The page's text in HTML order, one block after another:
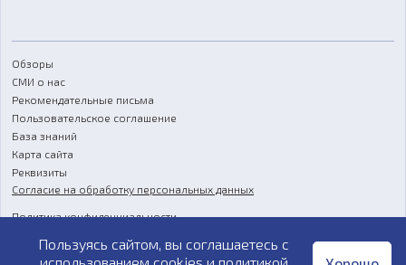
Обзоры
СМИ о нас
Рекомендательные письма
Пользовательское соглашение
База знаний
Карта сайта
Реквизиты
Согласие на обработку персональных данных
Политика конфиденциальности
Публичная оферта
Пользуясь сайтом, вы соглашаетесь с